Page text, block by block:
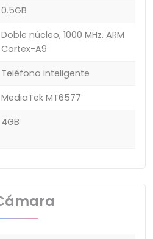
0.5GB
Doble núcleo, 1000 MHz, ARM
Cortex-A9
Teléfono inteligente
MediaTek MT6577
4GB